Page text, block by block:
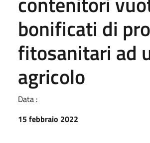
bonificati di
fitosanitari ad
agricolo
Data :
15 febbraio 2022